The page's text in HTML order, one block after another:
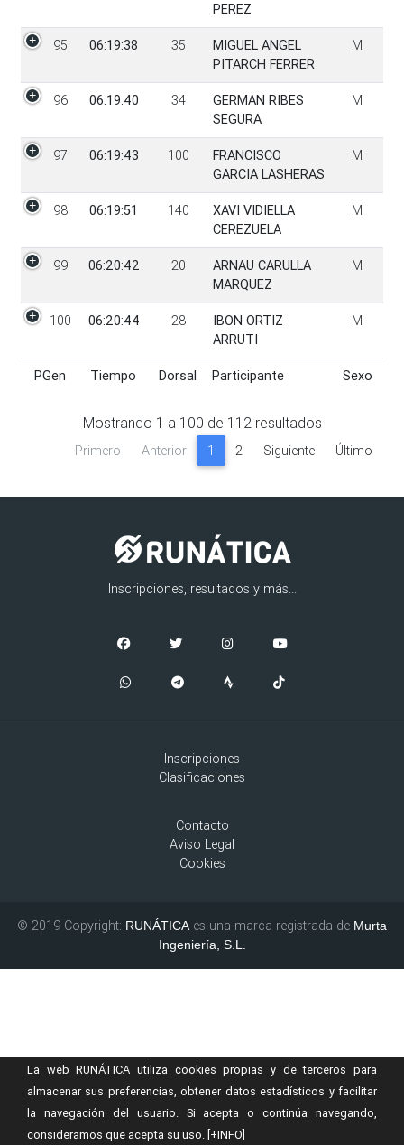
PGen Tiempo Dorsal Participante Sexo
PEREZ
95 06:19:38 35
MIGUEL ANGEL
PITARCH FERRER
M
96 06:19:40 34
GERMAN RIBES
SEGURA
M
97 06:19:43 100
FRANCISCO
GARCIA LASHERAS
M
98 06:19:51 140
XAVI VIDIELLA
CEREZUELA
M
99 06:20:42 20
ARNAU CARULLA
MARQUEZ
M
100 06:20:44 28
IBON ORTIZ
ARRUTI
M
PGen Tiempo Dorsal Participante Sexo
Mostrando 1 a 100 de 112 resultados
Primero Anterior 1 2 Siguiente Último
Inscripciones, resultados y más...
Inscripciones
Clasificaciones
Contacto
Aviso Legal
Cookies
© 2019 Copyright: RUNÁTICAes una marca registrada de Murta
Ingeniería, S.L.
La web RUNÁTICA utiliza cookies propias y de terceros para
almacenar sus preferencias, obtener datos estadísticos y facilitar
la navegación del usuario. Si acepta o continúa navegando,
consideramos que acepta su uso. [+INFO]